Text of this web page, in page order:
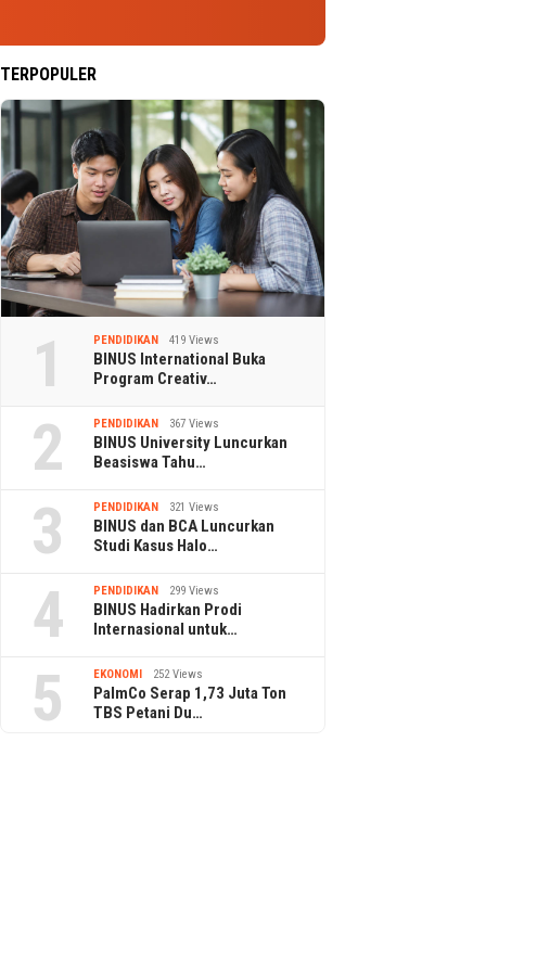
TERPOPULER
1 PENDIDIKAN 419 Views
BINUS International Buka
Program Creativ…
2 PENDIDIKAN 367 Views
BINUS University Luncurkan
Beasiswa Tahu…
3 PENDIDIKAN 321 Views
BINUS dan BCA Luncurkan
Studi Kasus Halo…
4 PENDIDIKAN 299 Views
BINUS Hadirkan Prodi
Internasional untuk…
5 EKONOMI 252 Views
PalmCo Serap 1,73 Juta Ton
TBS Petani Du…